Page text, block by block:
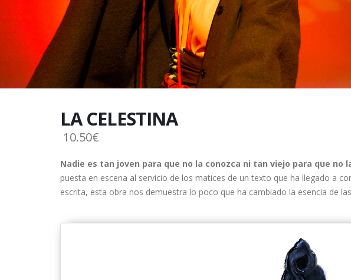
LA CELESTINA
10.50€
Nadie es tan joven para que no la conozca ni tan viejo para que no
puesta en escena al servicio de los matices de un texto que ha llegado a
escrita, esta obra nos demuestra lo poco que ha cambiado la esencia de